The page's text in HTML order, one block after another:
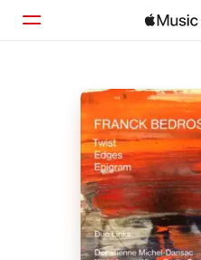
Inicio
Explorar
Buscar